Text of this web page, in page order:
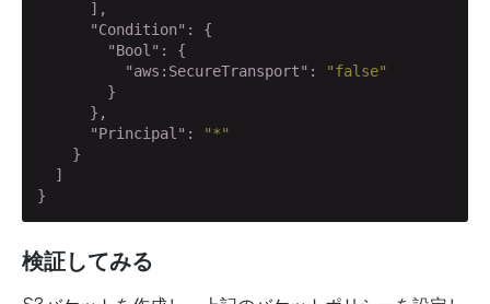
      ],
"Condition" : {
"Bool" : {
"aws:SecureTransport" :
"false"
        }
      },
"Principal" :
"*"
    }
  ]
}
検証してみる